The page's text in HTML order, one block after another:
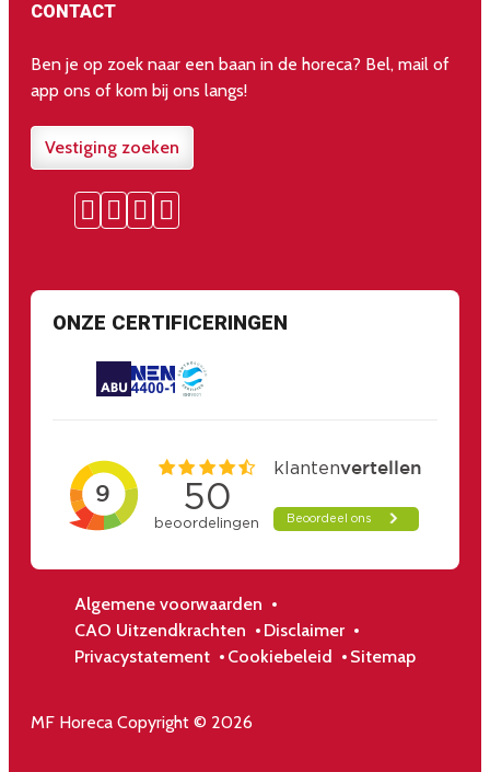
CONTACT
Ben je op zoek naar een baan in de horeca? Bel, mail of
app ons of kom bij ons langs!
Vestiging zoeken
ONZE CERTIFICERINGEN
Algemene voorwaarden
CAO Uitzendkrachten
Disclaimer
Privacystatement
Cookiebeleid Sitemap
MF Horeca Copyright © 2026